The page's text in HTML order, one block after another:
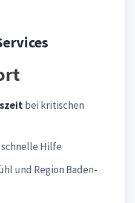
bei kritischen
Hilfe
und Region Baden-